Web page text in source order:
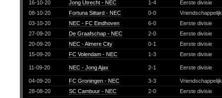
16-10-20
Jong Utrecht - NEC 1-4
Eerste divisie
08-10-20
Fortuna Sittard - NEC 0-0
03-10-20
NEC - FC Eindhoven 6-0
Eerste divisie
27-09-20
De Graafschap - NEC 2-0
Eerste divisie
20-09-20
NEC - Almere City 0-1
Eerste divisie
15-09-20
FC Volendam - NEC 1-3 Eerste divisie
11-09-20 NEC - Jong Ajax 2-1 Eerste divisie
04-09-20 FC Groningen - NEC 3-3
28-08-20
SC Cambuur - NEC 2-0
Eerste divisie